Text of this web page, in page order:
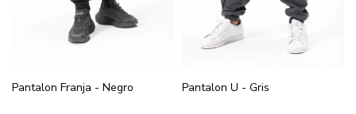
Pantalon Franja - Negro Pantalon U - Gris